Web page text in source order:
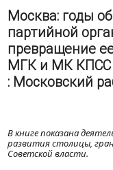
Москва: годы
партийной
превращение
МГК и МК КПСС
: Московский
В книге показана
развития столицы,
Советской власти.